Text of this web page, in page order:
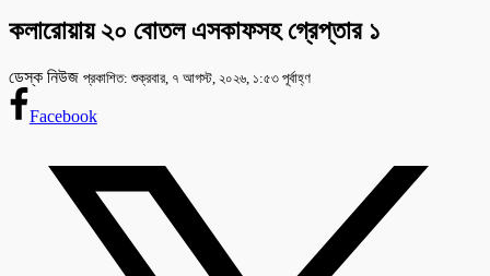
কলারোয়ায় ২০ বোতল এসকাফসহ গ্রেপ্তার ১
ডেস্ক নিউজ প্রকাশিত: শুক্রবার, ৭ আগস্ট, ২০২৬, ১:৫৩ পূর্বাহ্ণ
Facebook